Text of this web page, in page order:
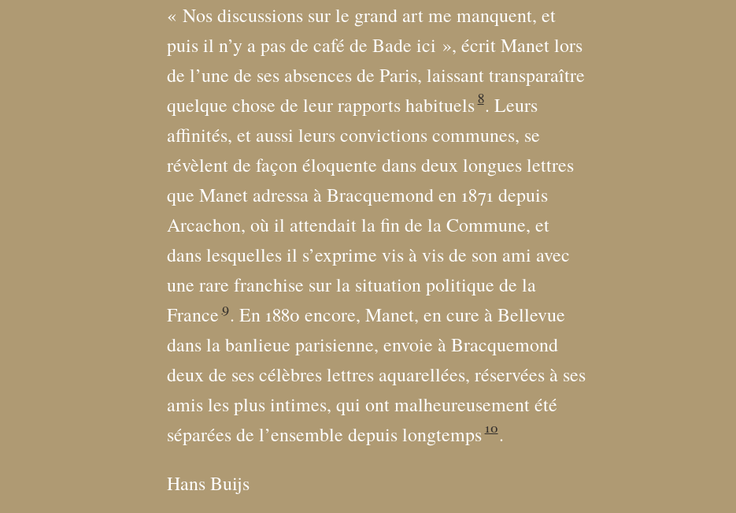
« Nos discussions sur le grand art me manquent, et
puis il n’y a pas de café de Bade ici », écrit Manet lors
de l’une de ses absences de Paris, laissant transparaître
quelque chose de leur rapports habituels8. Leurs
affinités, et aussi leurs convictions communes, se
révèlent de façon éloquente dans deux longues lettres
que Manet adressa à Bracquemond en 1871 depuis
Arcachon, où il attendait la fin de la Commune, et
dans lesquelles il s’exprime vis à vis de son ami avec
une rare franchise sur la situation politique de la
France 9. En 1880 encore, Manet, en cure à Bellevue
dans la banlieue parisienne, envoie à Bracquemond
deux de ses célèbres lettres aquarellées, réservées à ses
amis les plus intimes, qui ont malheureusement été
séparées de l’ensemble depuis longtemps 10.
Hans Buijs